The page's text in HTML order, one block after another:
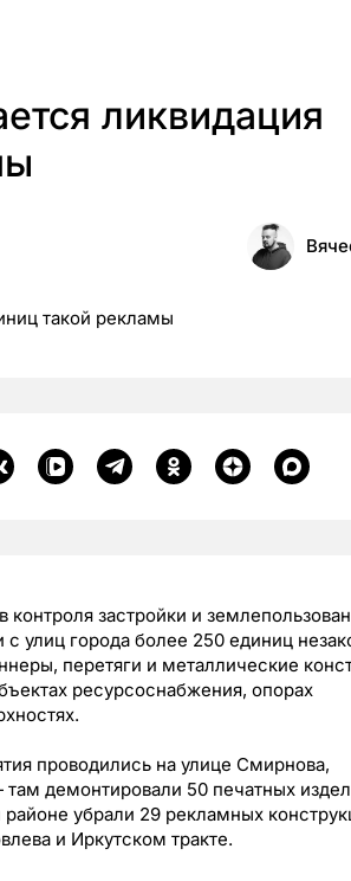
ликвидация
такой рекламы
застройки и
улиц города более 250 единиц
перетяги и металлические
ресурсоснабжения, опорах
проводились на улице Смирнова,
демонтировали 50 печатных
убрали 29 рекламных
и Иркутском тракте.